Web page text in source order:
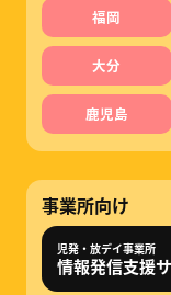
福岡
大分
鹿児島
事業所向け
児発・放デイ事業所
情報発信支援